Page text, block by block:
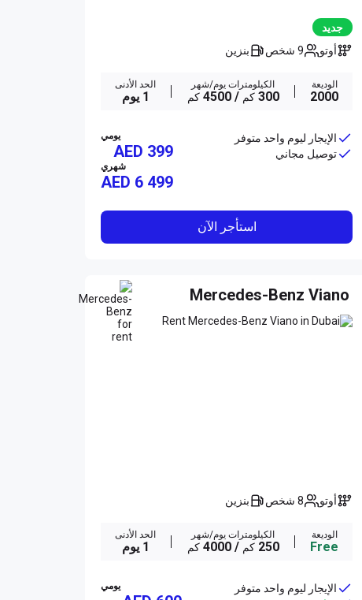
جديد
أوتو
9 شخص بنزين
الوديعة
2000
الكيلومترات يوم/شهر
300 كم / 4500 كم
الحد الأدنى
1 يوم
الإيجار ليوم واحد متوفر
توصيل مجاني
يومي
AED 399
شهري
AED 6 499
استأجر الآن
Mercedes-Benz Viano
أوتو 8 شخص بنزين
الوديعة
Free
الكيلومترات يوم/شهر
250 كم / 4000 كم
الحد الأدنى
1 يوم
الإيجار ليوم واحد متوفر
يومي